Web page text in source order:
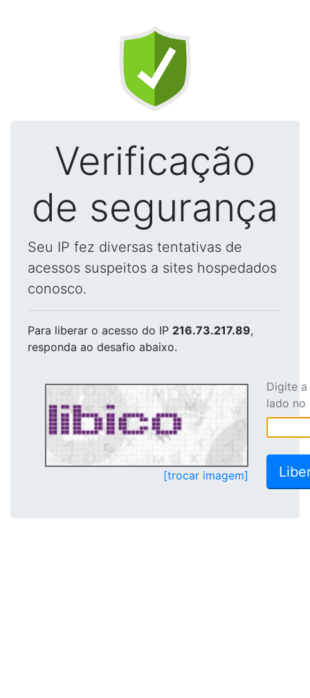
Verificação
de segurança
Seu IP fez diversas tentativas de
acessos suspeitos a sites hospedados
conosco.
Para liberar o acesso do IP 216.73.217.89,
responda ao desafio abaixo.
[trocar imagem]
Digite
lado no